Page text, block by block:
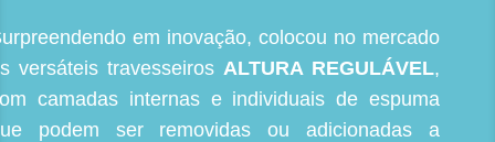
em inovação, colocou no mercado
versáteis travesseiros ALTURA REGULÁVEL,
camadas internas e individuais de espuma
podem ser removidas ou adicionadas a